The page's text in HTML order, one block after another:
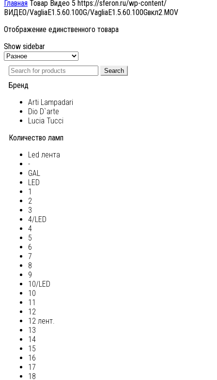
Главная Товар Видео 5 https://sferon.ru/wp-content/
ВИДЕО/VagliaE1.5.60.100G/VagliaE1.5.60.100Gвкл2.MOV
Отображение единственного товара
Show sidebar
Search
Бренд
Arti Lampadari
Dio D`arte
Lucia Tucci
Количество ламп
Led лента
-
GAL
LED
1
2
3
4/LED
4
5
6
7
8
9
10/LED
10
11
12
12 лент.
13
14
15
16
17
18